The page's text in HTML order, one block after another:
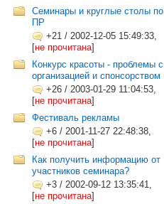
Семинары и круглые столы по
ПР
+21 / 2002-12-05 15:49:33,
[не прочитана]
Конкурс красоты - проблемы с
организацией и спонсорством
+26 / 2003-01-29 11:04:53,
[не прочитана]
Фестиваль рекламы
+6 / 2001-11-27 22:48:38,
[не прочитана]
Как получить информацию от
участников семинара?
+3 / 2002-09-12 13:35:41,
[не прочитана]